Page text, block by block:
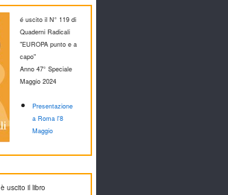
é uscito il N° 119 di
Quaderni Radicali
"EUROPA punto e a
capo"
Anno 47° Speciale
Maggio 2024
Presentazione
a Roma l'8
Maggio
è uscito il libro